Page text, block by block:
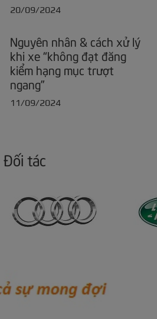
20/09/2024
Nguyên nhân & cách xử lý
khi xe “không đạt đăng
kiểm hạng mục trượt
ngang”
11/09/2024
Đối tác